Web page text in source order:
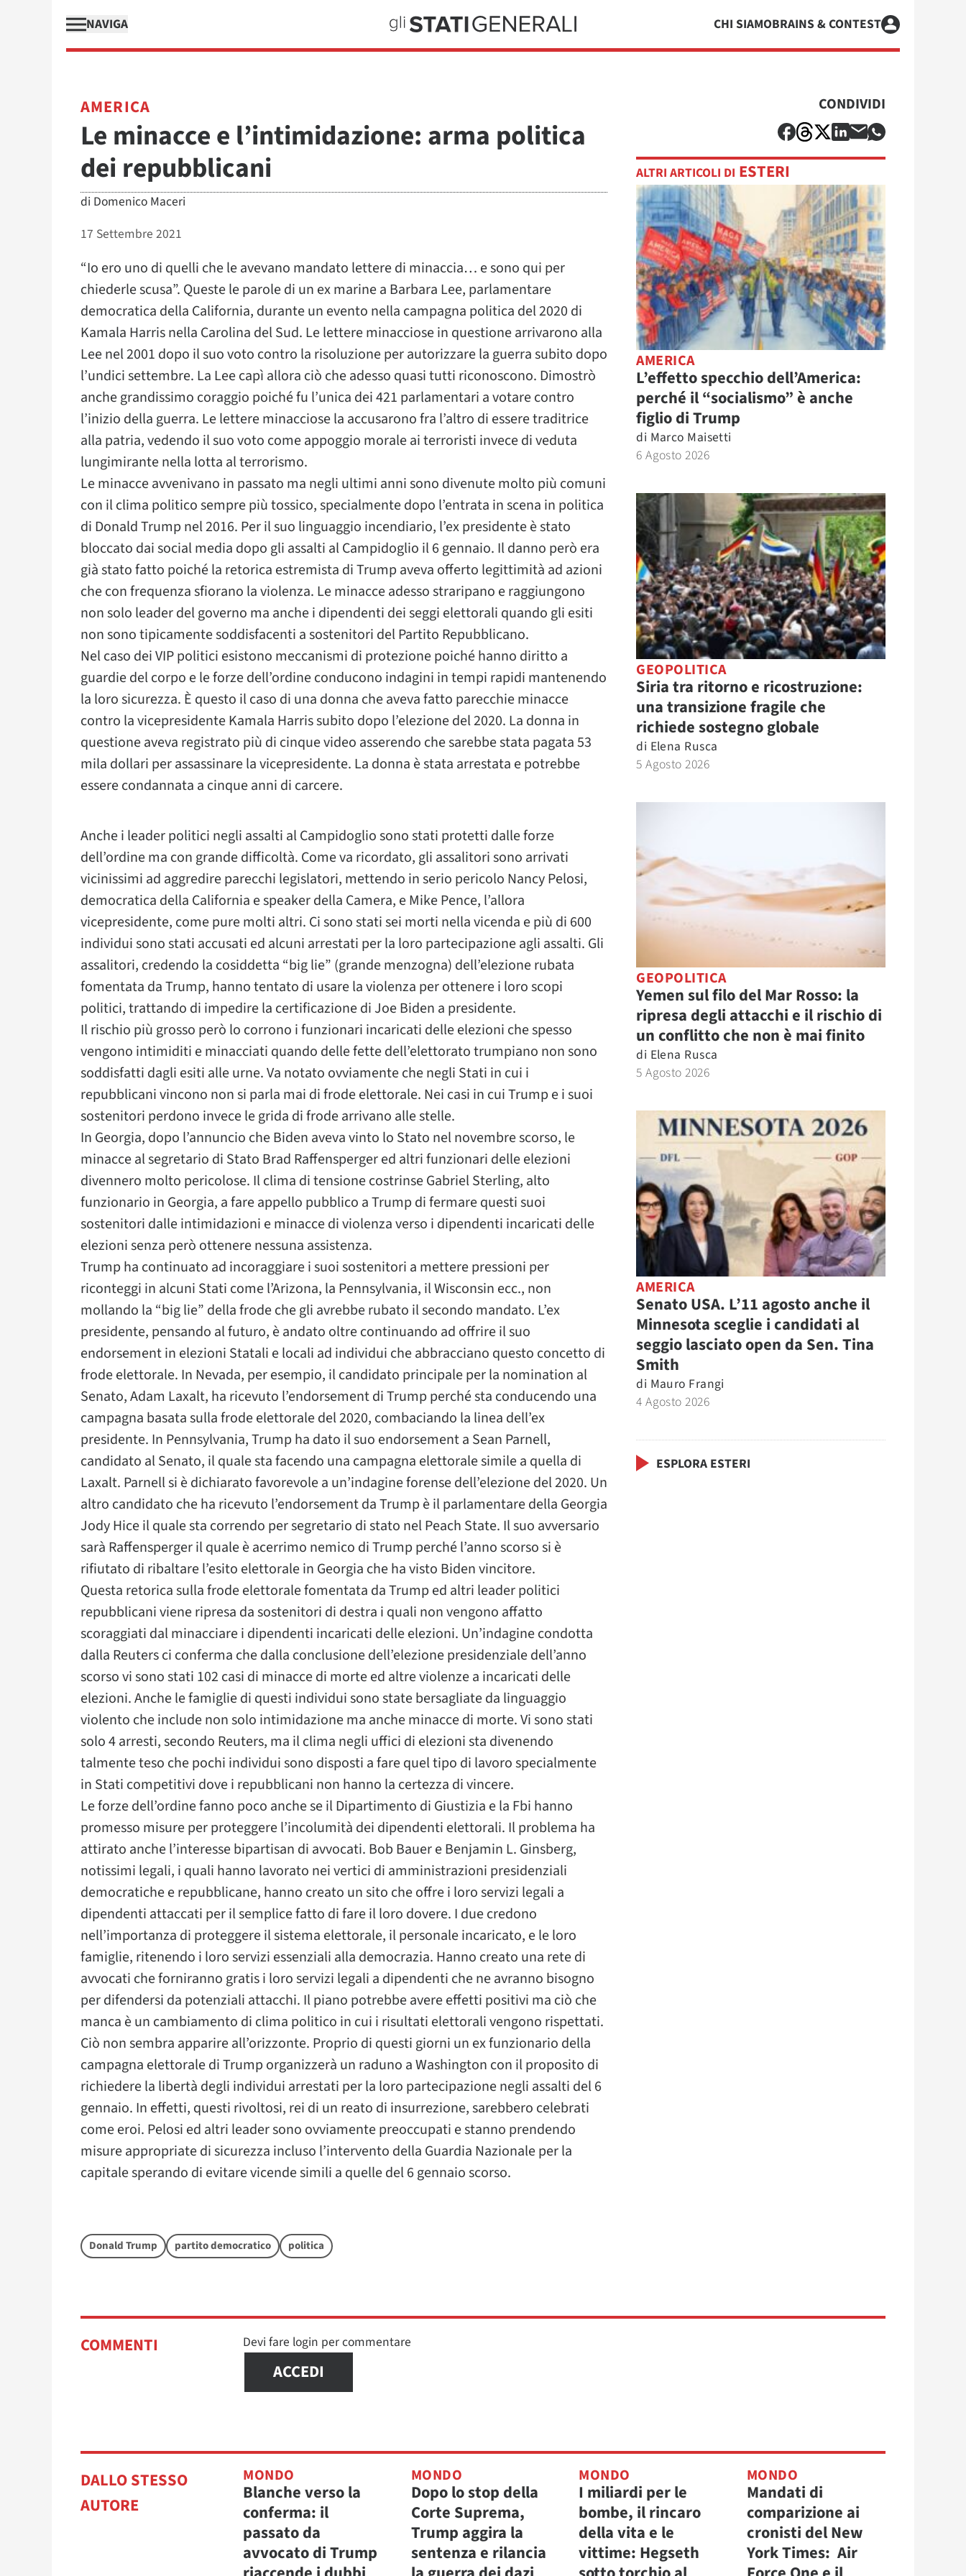
NAVIGA CHI SIAMOBRAINS & CONTEST
AMERICA
Le minacce e l’intimidazione: arma politica
dei repubblicani
di Domenico Maceri
17 Settembre 2021
“Io ero uno di quelli che le avevano mandato lettere di minaccia… e sono qui per
chiederle scusa”. Queste le parole di un ex marine a Barbara Lee, parlamentare
democratica della California, durante un evento nella campagna politica del 2020 di
Kamala Harris nella Carolina del Sud. Le lettere minacciose in questione arrivarono alla
Lee nel 2001 dopo il suo voto contro la risoluzione per autorizzare la guerra subito dopo
l’undici settembre. La Lee capì allora ciò che adesso quasi tutti riconoscono. Dimostrò
anche grandissimo coraggio poiché fu l’unica dei 421 parlamentari a votare contro
l’inizio della guerra. Le lettere minacciose la accusarono fra l’altro di essere traditrice
alla patria, vedendo il suo voto come appoggio morale ai terroristi invece di veduta
lungimirante nella lotta al terrorismo.
Le minacce avvenivano in passato ma negli ultimi anni sono divenute molto più comuni
con il clima politico sempre più tossico, specialmente dopo l’entrata in scena in politica
di Donald Trump nel 2016. Per il suo linguaggio incendiario, l’ex presidente è stato
bloccato dai social media dopo gli assalti al Campidoglio il 6 gennaio. Il danno però era
già stato fatto poiché la retorica estremista di Trump aveva offerto legittimità ad azioni
che con frequenza sfiorano la violenza. Le minacce adesso straripano e raggiungono
non solo leader del governo ma anche i dipendenti dei seggi elettorali quando gli esiti
non sono tipicamente soddisfacenti a sostenitori del Partito Repubblicano.
Nel caso dei VIP politici esistono meccanismi di protezione poiché hanno diritto a
guardie del corpo e le forze dell’ordine conducono indagini in tempi rapidi mantenendo
la loro sicurezza. È questo il caso di una donna che aveva fatto parecchie minacce
contro la vicepresidente Kamala Harris subito dopo l’elezione del 2020. La donna in
questione aveva registrato più di cinque video asserendo che sarebbe stata pagata 53
mila dollari per assassinare la vicepresidente. La donna è stata arrestata e potrebbe
essere condannata a cinque anni di carcere.
Anche i leader politici negli assalti al Campidoglio sono stati protetti dalle forze
dell’ordine ma con grande difficoltà. Come va ricordato, gli assalitori sono arrivati
vicinissimi ad aggredire parecchi legislatori, mettendo in serio pericolo Nancy Pelosi,
democratica della California e speaker della Camera, e Mike Pence, l’allora
vicepresidente, come pure molti altri. Ci sono stati sei morti nella vicenda e più di 600
individui sono stati accusati ed alcuni arrestati per la loro partecipazione agli assalti. Gli
assalitori, credendo la cosiddetta “big lie” (grande menzogna) dell’elezione rubata
fomentata da Trump, hanno tentato di usare la violenza per ottenere i loro scopi
politici, trattando di impedire la certificazione di Joe Biden a presidente.
Il rischio più grosso però lo corrono i funzionari incaricati delle elezioni che spesso
vengono intimiditi e minacciati quando delle fette dell’elettorato trumpiano non sono
soddisfatti dagli esiti alle urne. Va notato ovviamente che negli Stati in cui i
repubblicani vincono non si parla mai di frode elettorale. Nei casi in cui Trump e i suoi
sostenitori perdono invece le grida di frode arrivano alle stelle.
In Georgia, dopo l’annuncio che Biden aveva vinto lo Stato nel novembre scorso, le
minacce al segretario di Stato Brad Raffensperger ed altri funzionari delle elezioni
divennero molto pericolose. Il clima di tensione costrinse Gabriel Sterling, alto
funzionario in Georgia, a fare appello pubblico a Trump di fermare questi suoi
sostenitori dalle intimidazioni e minacce di violenza verso i dipendenti incaricati delle
elezioni senza però ottenere nessuna assistenza.
Trump ha continuato ad incoraggiare i suoi sostenitori a mettere pressioni per
riconteggi in alcuni Stati come l’Arizona, la Pennsylvania, il Wisconsin ecc., non
mollando la “big lie” della frode che gli avrebbe rubato il secondo mandato. L’ex
presidente, pensando al futuro, è andato oltre continuando ad offrire il suo
endorsement in elezioni Statali e locali ad individui che abbracciano questo concetto di
frode elettorale. In Nevada, per esempio, il candidato principale per la nomination al
Senato, Adam Laxalt, ha ricevuto l’endorsement di Trump perché sta conducendo una
campagna basata sulla frode elettorale del 2020, combaciando la linea dell’ex
presidente. In Pennsylvania, Trump ha dato il suo endorsement a Sean Parnell,
candidato al Senato, il quale sta facendo una campagna elettorale simile a quella di
Laxalt. Parnell si è dichiarato favorevole a un’indagine forense dell’elezione del 2020. Un
altro candidato che ha ricevuto l’endorsement da Trump è il parlamentare della Georgia
Jody Hice il quale sta correndo per segretario di stato nel Peach State. Il suo avversario
sarà Raffensperger il quale è acerrimo nemico di Trump perché l’anno scorso si è
rifiutato di ribaltare l’esito elettorale in Georgia che ha visto Biden vincitore.
Questa retorica sulla frode elettorale fomentata da Trump ed altri leader politici
repubblicani viene ripresa da sostenitori di destra i quali non vengono affatto
scoraggiati dal minacciare i dipendenti incaricati delle elezioni. Un’indagine condotta
dalla Reuters ci conferma che dalla conclusione dell’elezione presidenziale dell’anno
scorso vi sono stati 102 casi di minacce di morte ed altre violenze a incaricati delle
elezioni. Anche le famiglie di questi individui sono state bersagliate da linguaggio
violento che include non solo intimidazione ma anche minacce di morte. Vi sono stati
solo 4 arresti, secondo Reuters, ma il clima negli uffici di elezioni sta divenendo
talmente teso che pochi individui sono disposti a fare quel tipo di lavoro specialmente
in Stati competitivi dove i repubblicani non hanno la certezza di vincere.
Le forze dell’ordine fanno poco anche se il Dipartimento di Giustizia e la Fbi hanno
promesso misure per proteggere l’incolumità dei dipendenti elettorali. Il problema ha
attirato anche l’interesse bipartisan di avvocati. Bob Bauer e Benjamin L. Ginsberg,
notissimi legali, i quali hanno lavorato nei vertici di amministrazioni presidenziali
democratiche e repubblicane, hanno creato un sito che offre i loro servizi legali a
dipendenti attaccati per il semplice fatto di fare il loro dovere. I due credono
nell’importanza di proteggere il sistema elettorale, il personale incaricato, e le loro
famiglie, ritenendo i loro servizi essenziali alla democrazia. Hanno creato una rete di
avvocati che forniranno gratis i loro servizi legali a dipendenti che ne avranno bisogno
per difendersi da potenziali attacchi. Il piano potrebbe avere effetti positivi ma ciò che
manca è un cambiamento di clima politico in cui i risultati elettorali vengono rispettati.
Ciò non sembra apparire all’orizzonte. Proprio di questi giorni un ex funzionario della
campagna elettorale di Trump organizzerà un raduno a Washington con il proposito di
richiedere la libertà degli individui arrestati per la loro partecipazione negli assalti del 6
gennaio. In effetti, questi rivoltosi, rei di un reato di insurrezione, sarebbero celebrati
come eroi. Pelosi ed altri leader sono ovviamente preoccupati e stanno prendendo
misure appropriate di sicurezza incluso l’intervento della Guardia Nazionale per la
capitale sperando di evitare vicende simili a quelle del 6 gennaio scorso.
Donald Trump partito democratico politica
CONDIVIDI
ALTRI ARTICOLI DI ESTERI
AMERICA
L’effetto specchio dell’America:
perché il “socialismo” è anche
figlio di Trump
di Marco Maisetti
6 Agosto 2026
GEOPOLITICA
Siria tra ritorno e ricostruzione:
una transizione fragile che
richiede sostegno globale
di Elena Rusca
5 Agosto 2026
GEOPOLITICA
Yemen sul filo del Mar Rosso: la
ripresa degli attacchi e il rischio di
un conflitto che non è mai finito
di Elena Rusca
5 Agosto 2026
AMERICA
Senato USA. L’11 agosto anche il
Minnesota sceglie i candidati al
seggio lasciato open da Sen. Tina
Smith
di Mauro Frangi
4 Agosto 2026
ESPLORA ESTERI
COMMENTI Devi fare login per commentare
ACCEDI
DALLO STESSO
AUTORE
MONDO
Blanche verso la
conferma: il
passato da
avvocato di Trump
MONDO
Dopo lo stop della
Corte Suprema,
Trump aggira la
sentenza e rilancia
MONDO
I miliardi per le
bombe, il rincaro
della vita e le
vittime: Hegseth
MONDO
Mandati di
comparizione ai
cronisti del New
York Times: Air